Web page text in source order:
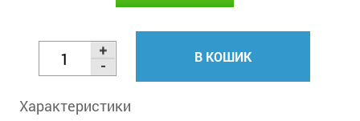
В КОШИК
Характеристики